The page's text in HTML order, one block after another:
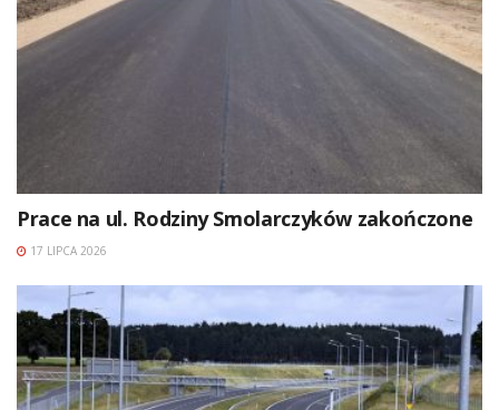
Prace na ul. Rodziny Smolarczyków zakończone
17 LIPCA 2026